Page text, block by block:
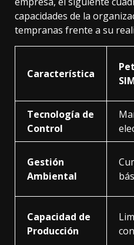
capacidades de la
tempranas frente a su
Característica
Tecnología de
Control
Gestión
Ambiental
Capacidad de
Producción